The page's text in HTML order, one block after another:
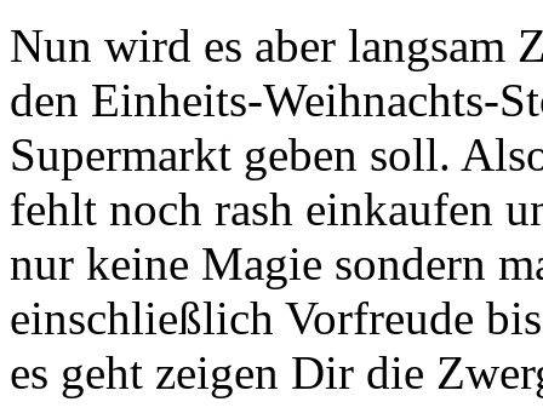
Nun wird es aber langsam
den Einheits-Weihnachts-
Supermarkt geben soll.
fehlt noch rash einkaufen
nur keine Magie sondern
einschließlich Vorfreude
es geht zeigen Dir die